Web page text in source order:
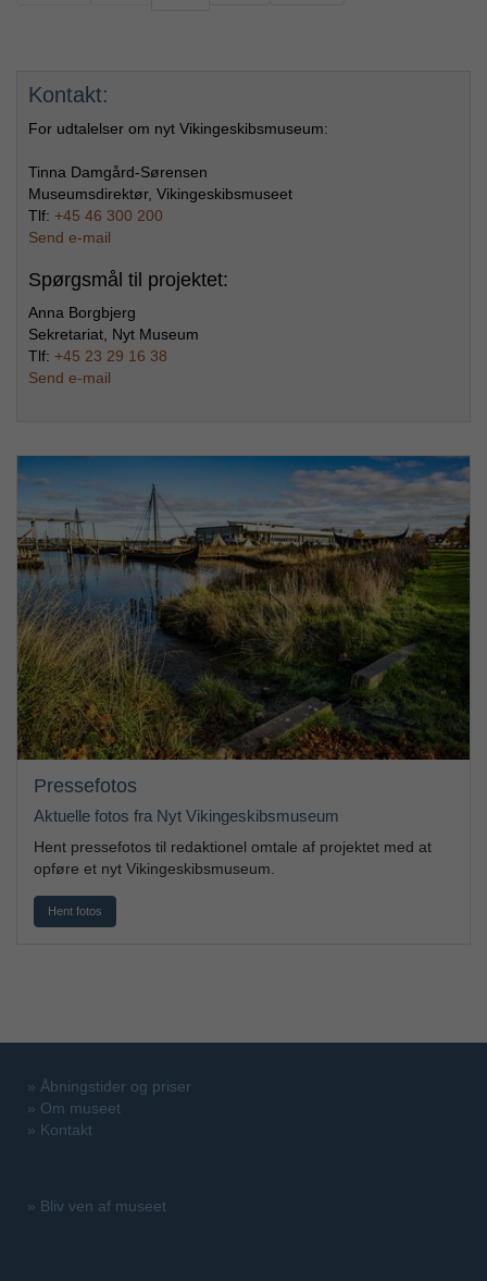
Kontakt:
For udtalelser om nyt Vikingeskibsmuseum:
Tinna Damgård-Sørensen
Museumsdirektør, Vikingeskibsmuseet
Tlf: +45 46 300 200
Send e-mail
Spørgsmål til projektet:
Anna Borgbjerg
Sekretariat, Nyt Museum
Tlf: +45 23 29 16 38
Send e-mail
Pressefotos
Aktuelle fotos fra Nyt Vikingeskibsmuseum
Hent pressefotos til redaktionel omtale af projektet med at
opføre et nyt Vikingeskibsmuseum.
Hent fotos
» Åbningstider og priser
» Om museet
» Kontakt
» Bliv ven af museet